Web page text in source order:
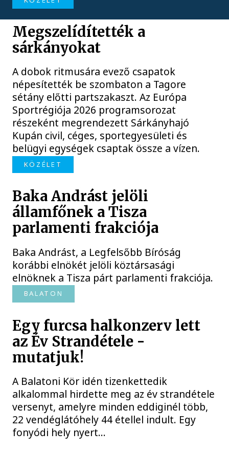
Megszelídítették a
sárkányokat
A dobok ritmusára evező csapatok
népesítették be szombaton a Tagore
sétány előtti partszakaszt. Az Európa
Sportrégiója 2026 programsorozat
részeként megrendezett Sárkányhajó
Kupán civil, céges, sportegyesületi és
belügyi egységek csaptak össze a vízen.
KÖZÉLET
Baka Andrást jelöli
államfőnek a Tisza
parlamenti frakciója
Baka Andrást, a Legfelsőbb Bíróság
korábbi elnökét jelöli köztársasági
elnöknek a Tisza párt parlamenti frakciója.
BALATON
Egy furcsa halkonzerv lett
az Év Strandétele -
mutatjuk!
A Balatoni Kör idén tizenkettedik
alkalommal hirdette meg az év strandétele
versenyt, amelyre minden eddiginél több,
22 vendéglátóhely 44 étellel indult. Egy
fonyódi hely nyert...